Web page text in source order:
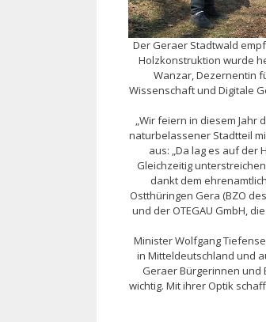
Der Geraer Stadtwald
Holzkonstruktion wurde
Wanzar, Dezernentin
Wissenschaft und Digitale
„Wir feiern in diesem
naturbelassener Stadtteil
aus: „Da lag es auf
Gleichzeitig
dankt dem
Ostthüringen Gera (BZO
und der OTEGAU GmbH,
Minister Wolfgang
in Mitteldeutschland und
Geraer Bürgerinnen und
wichtig. Mit ihrer Optik